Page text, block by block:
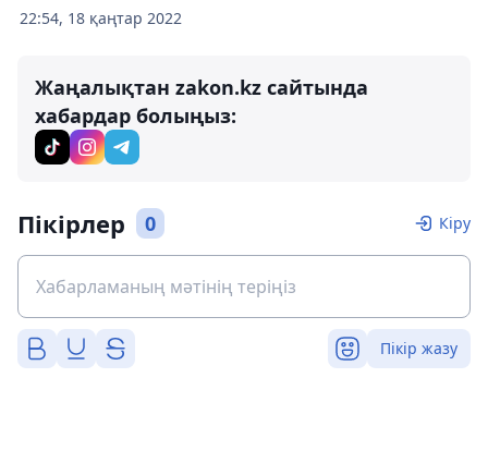
22:54, 18 қаңтар 2022
Жаңалықтан zakon.kz сайтында
хабардар болыңыз:
Пікірлер 0 Кіру
Пікір жазу